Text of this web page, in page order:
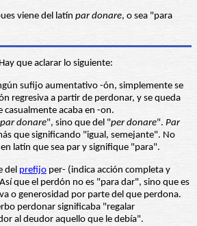
viene del latín par donare, o sea "para
que aclarar lo siguiente:
sufijo aumentativo -ón, simplemente se
regresiva a partir de perdonar, y se queda
casualmente acaba en -on.
par donare", sino que del "per donare". Par
que significando "igual, semejante". No
latín que sea par y signifique "para".
del prefijo per- (indica acción completa y
que el perdón no es "para dar", sino que es
o generosidad por parte del que perdona.
perdonar significaba "regalar
al deudor aquello que le debía".